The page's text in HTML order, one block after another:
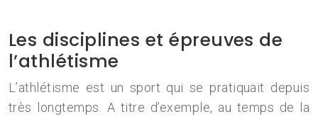
Les disciplines et épreuves de
l’athlétisme
L’athlétisme est un sport qui se pratiquait depuis
très longtemps. A titre d’exemple, au temps de la